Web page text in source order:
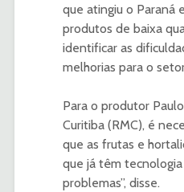
que atingiu o Paraná
produtos de baixa
identificar as
melhorias para o
Para o produtor
Curitiba (RMC), é
que as frutas e
que já têm
problemas”, disse.